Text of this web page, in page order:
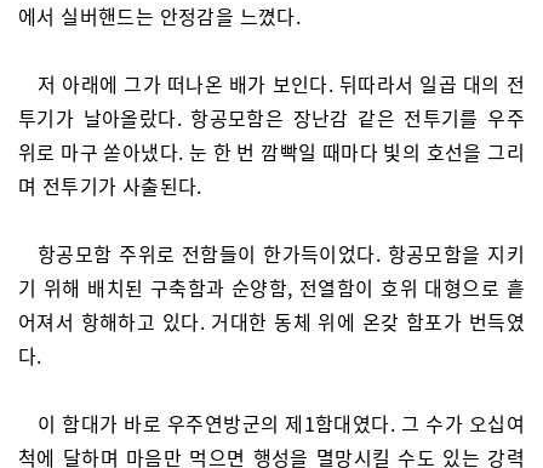
에서 실버핸드는 안정감을 느꼈다.
저 아래에 그가 떠나온 배가 보인다. 뒤따라서 일곱 대의 전
투기가 날아올랐다. 항공모함은 장난감 같은 전투기를 우주
위로 마구 쏟아냈다. 눈 한 번 깜빡일 때마다 빛의 호선을 그리
며 전투기가 사출된다.
항공모함 주위로 전함들이 한가득이었다. 항공모함을 지키
기 위해 배치된 구축함과 순양함, 전열함이 호위 대형으로 흩
어져서 항해하고 있다. 거대한 동체 위에 온갖 함포가 번득였
다.
이 함대가 바로 우주연방군의 제1함대였다. 그 수가 오십여
척에 달하며 마음만 먹으면 행성을 멸망시킬 수도 있는 강력